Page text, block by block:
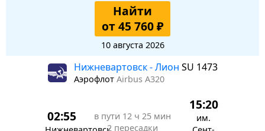
Найти
от 45 760 ₽
10 августа 2026
Нижневартовск - Лион SU 1473
Аэрофлот Airbus A320
02:55 в пути 12 ч 25 мин
2 пересадки
15:20
им.